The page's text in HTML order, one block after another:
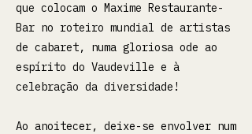
que colocam o Maxime Restaurante-
Bar no roteiro mundial de artistas
de cabaret, numa gloriosa ode ao
espírito do Vaudeville e à
celebração da diversidade!
Ao anoitecer, deixe-se envolver num